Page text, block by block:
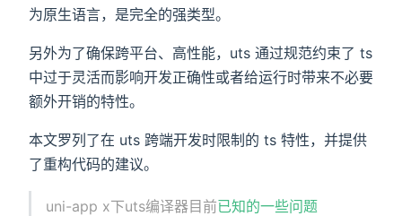
为原生语言，是完全的强类型。
另外为了确保跨平台、高性能，uts 通过规范约束了 ts
中过于灵活而影响开发正确性或者给运行时带来不必要
额外开销的特性。
本文罗列了在 uts 跨端开发时限制的 ts 特性，并提供
了重构代码的建议。
uni-app x下uts编译器目前已知的一些问题